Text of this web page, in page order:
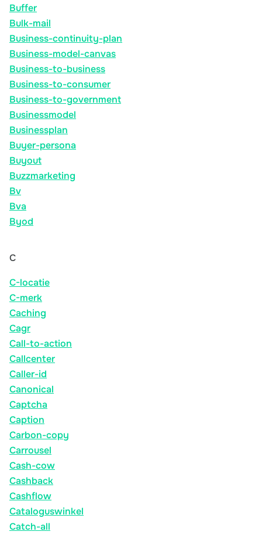
Buffer
Bulk-mail
Business-continuity-plan
Business-model-canvas
Business-to-business
Business-to-consumer
Business-to-government
Businessmodel
Businessplan
Buyer-persona
Buyout
Buzzmarketing
Bv
Bva
Byod
C
C-locatie
C-merk
Caching
Cagr
Call-to-action
Callcenter
Caller-id
Canonical
Captcha
Caption
Carbon-copy
Carrousel
Cash-cow
Cashback
Cashflow
Cataloguswinkel
Catch-all